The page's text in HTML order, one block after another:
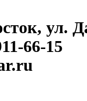
ул.
66-15